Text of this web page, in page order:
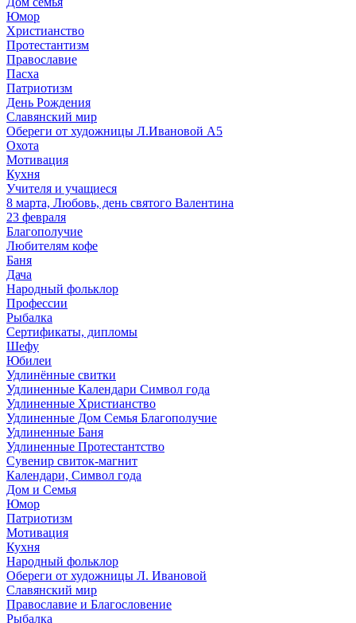
Юмор
Христианство
Протестантизм
Православие
Пасха
Патриотизм
День Рождения
Славянский мир
Обереги от художницы Л.Ивановой А5
Охота
Мотивация
Кухня
Учителя и учащиеся
8 марта, Любовь, день святого Валентина
23 февраля
Благополучие
Любителям кофе
Баня
Дача
Народный фольклор
Профессии
Рыбалка
Сертификаты, дипломы
Шефу
Юбилеи
Удлинённые свитки
Удлиненные Календари Символ года
Удлиненные Христианство
Удлиненные Дом Семья Благополучие
Удлиненные Баня
Удлиненные Протестантство
Сувенир свиток-магнит
Календари, Символ года
Дом и Семья
Юмор
Патриотизм
Мотивация
Кухня
Народный фольклор
Обереги от художницы Л. Ивановой
Славянский мир
Православие и Благословение
Рыбалка